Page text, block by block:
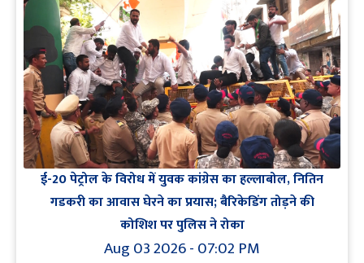
ई-20 पेट्रोल के विरोध में युवक कांग्रेस का हल्लाबोल, नितिन
गडकरी का आवास घेरने का प्रयास; बैरिकेडिंग तोड़ने की
कोशिश पर पुलिस ने रोका
Aug 03 2026 - 07:02 PM